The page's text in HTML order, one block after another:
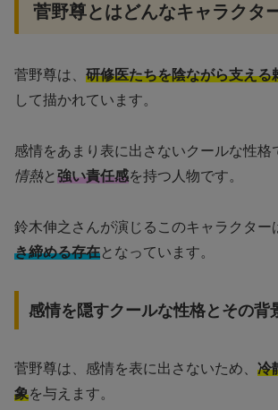
菅野尊とはどんなキャラクタ
菅野尊は、 研修医たちを陰ながら支える
して描かれています。
感情をあまり表に出さないクールな性格
情熱と 強い責任感を持つ人物です。
鈴木伸之さんが演じるこのキャラクター
き締める存在となっています。
感情を隠すクールな性格とその背
菅野尊は、感情を表に出さないため、 冷
象を与えます。